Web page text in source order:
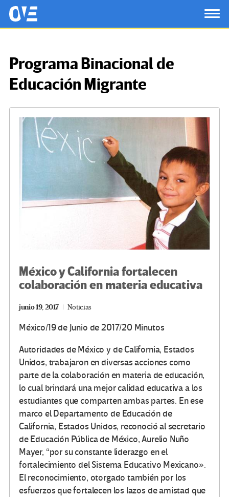
Saltar al contenido principal
OtrasVocesenEducacion.org
Programa Binacional de
Educación Migrante
México y California fortalecen
colaboración en materia educativa
junio 19, 2017 Noticias
México/19 de Junio de 2017/20 Minutos
Autoridades de México y de California, Estados
Unidos, trabajaron en diversas acciones como
parte de la colaboración en materia de educación,
lo cual brindará una mejor calidad educativa a los
estudiantes que comparten ambas partes. En ese
marco el Departamento de Educación de
California, Estados Unidos, reconoció al secretario
de Educación Pública de México, Aurelio Nuño
Mayer, “por su constante liderazgo en el
fortalecimiento del Sistema Educativo Mexicano».
El reconocimiento, otorgado también por los
esfuerzos que fortalecen los lazos de amistad que